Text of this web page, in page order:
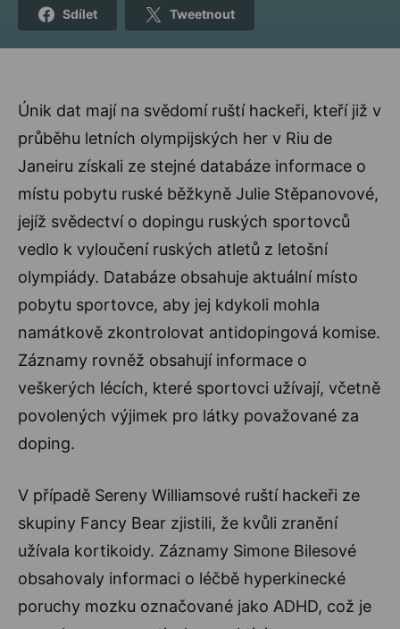
Sdílet Tweetnout
Únik dat mají na svědomí ruští hackeři, kteří již v
průběhu letních olympijských her v Riu de
Janeiru získali ze stejné databáze informace o
místu pobytu ruské běžkyně Julie Stěpanovové,
jejíž svědectví o dopingu ruských sportovců
vedlo k vyloučení ruských atletů z letošní
olympiády. Databáze obsahuje aktuální místo
pobytu sportovce, aby jej kdykoli mohla
namátkově zkontrolovat antidopingová komise.
Záznamy rovněž obsahují informace o
veškerých lécích, které sportovci užívají, včetně
povolených výjimek pro látky považované za
doping.
V případě Sereny Williamsové ruští hackeři ze
skupiny Fancy Bear zjistili, že kvůli zranění
užívala kortikoidy. Záznamy Simone Bilesové
obsahovaly informaci o léčbě hyperkinecké
poruchy mozku označované jako ADHD, což je